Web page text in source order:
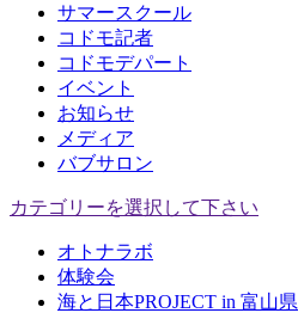
サマースクール
コドモ記者
コドモデパート
イベント
お知らせ
メディア
バブサロン
カテゴリーを選択して下さい
オトナラボ
体験会
海と日本PROJECT in 富山県